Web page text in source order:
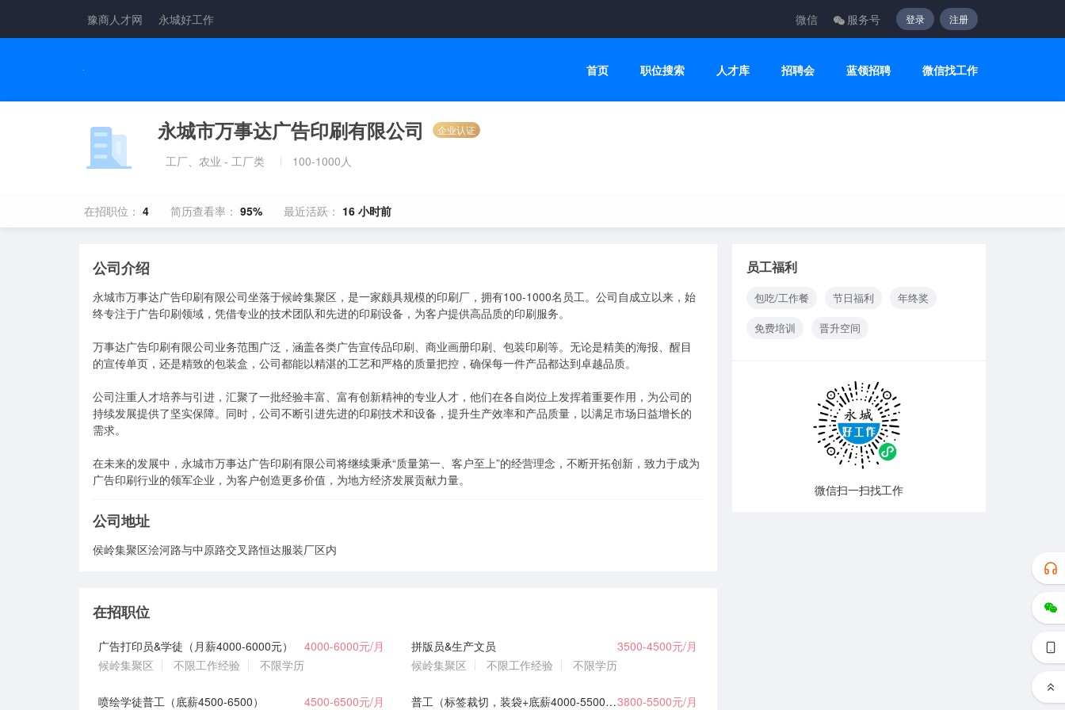
豫商人才网 永城好工作 微信 服务号 登录 注册
首页 职位搜索 人才库 招聘会 蓝领招聘 微信找工作
永城市万事达广告印刷有限公司 企业认证
工厂、农业 - 工厂类 100-1000人
在招职位： 4 简历查看率： 95% 最近活跃： 16 小时前
公司介绍
永城市万事达广告印刷有限公司坐落于候岭集聚区，是一家颇具规模的印刷厂，拥有100-1000名员工。公司自成立以来，始
终专注于广告印刷领域，凭借专业的技术团队和先进的印刷设备，为客户提供高品质的印刷服务。
万事达广告印刷有限公司业务范围广泛，涵盖各类广告宣传品印刷、商业画册印刷、包装印刷等。无论是精美的海报、醒目
的宣传单页，还是精致的包装盒，公司都能以精湛的工艺和严格的质量把控，确保每一件产品都达到卓越品质。
公司注重人才培养与引进，汇聚了一批经验丰富、富有创新精神的专业人才，他们在各自岗位上发挥着重要作用，为公司的
持续发展提供了坚实保障。同时，公司不断引进先进的印刷技术和设备，提升生产效率和产品质量，以满足市场日益增长的
需求。
在未来的发展中，永城市万事达广告印刷有限公司将继续秉承“质量第一、客户至上”的经营理念，不断开拓创新，致力于成为
广告印刷行业的领军企业，为客户创造更多价值，为地方经济发展贡献力量。
公司地址
侯岭集聚区浍河路与中原路交叉路恒达服装厂区内
在招职位
广告打印员&学徒（月薪4000-6000元）
4000-6000元/月
候岭集聚区
不限工作经验 不限学历
拼版员&生产文员
3500-4500元/月
候岭集聚区
不限工作经验 不限学历
喷绘学徒普工（底薪4500-6500） 4500-6500元/月 普工（标签裁切，装袋+底薪4000-5500元/月）3800-5500元/月
员工福利
包吃/工作餐 节日福利
年终奖
免费培训
晋升空间
微信扫一扫找工作